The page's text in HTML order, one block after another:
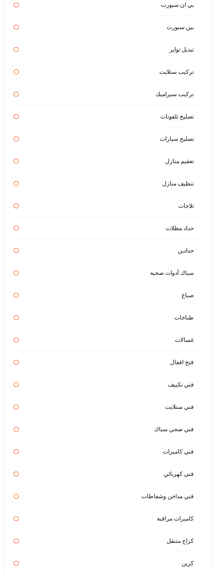
بي ان سبورت
بين سبورت
تبديل تواير
تركيب ستلايت
تركيب سيراميك
تصليح تلفونات
تصليح سيارات
تعقيم منازل
تنظيف منازل
ثلاجات
حداد مظلات
حدادين
سباك أدوات صحية
صباغ
طباخات
غسالات
فتح اقفال
فني تكييف
فني ستلايت
فني صحي سباك
فني كاميرات
فني كهربائي
فني مداخن وشفاطات
كاميرات مراقبة
كراج متنقل
كرين